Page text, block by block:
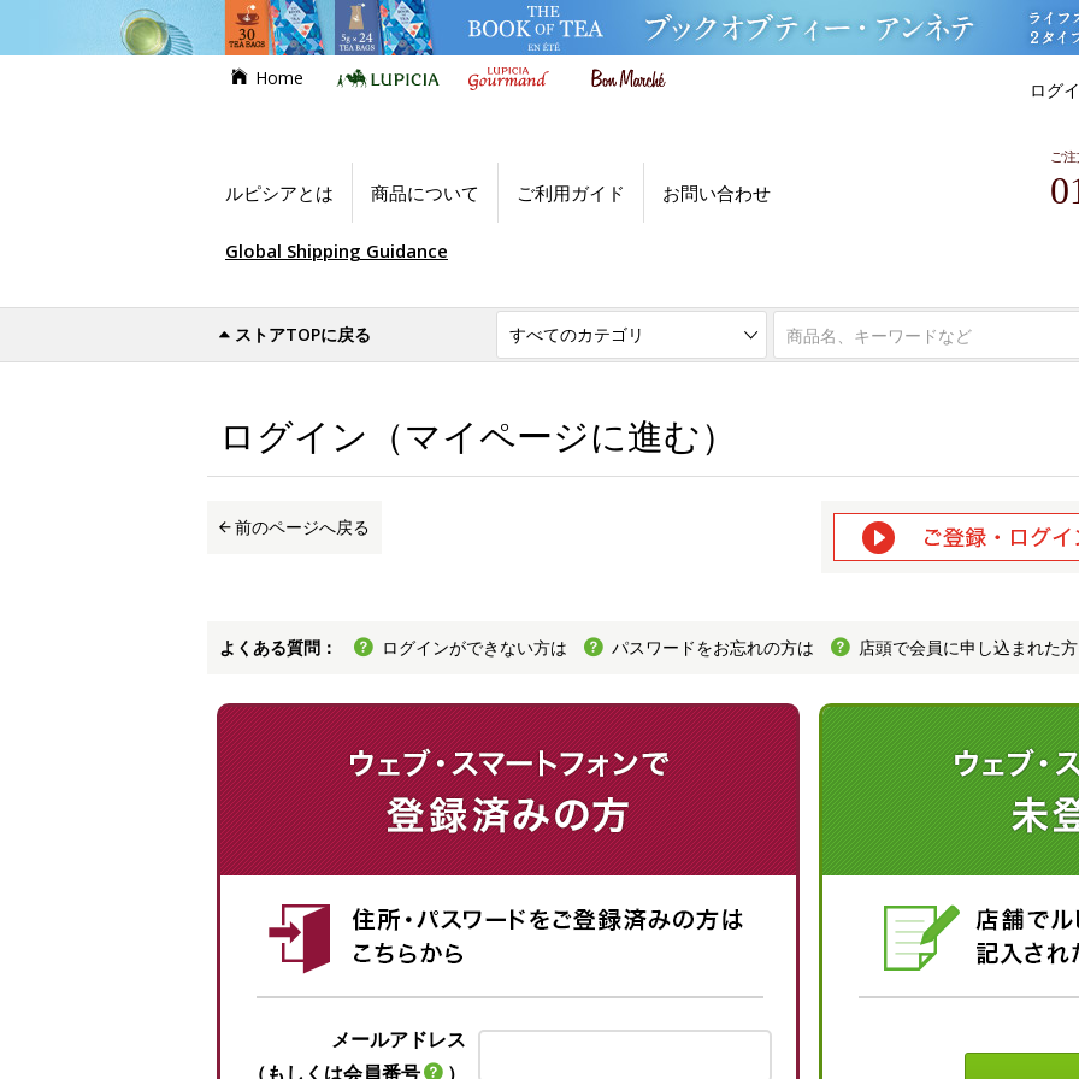
Home
ログ
ルピシアとは 商品について ご利用ガイド お問い合わせ
ご
Global Shipping Guidance
ストアTOPに戻る
世界のお茶専門店ルピシア ログイン（マイページに進む）
ログイン（マイページに進む）
前のページへ戻る
よくある質問： ログインができない方は パスワードをお忘れの方は 店頭で会員に申し込まれた
メールアドレス
（もしくは会員番号
）